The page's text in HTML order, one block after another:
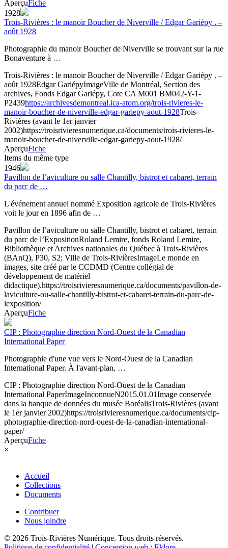
AperçuFiche
1928
Trois-Rivières : le manoir Boucher de Niverville / Edgar Gariépy . –
août 1928
Photographie du manoir Boucher de Niverville se trouvant sur la rue
Bonaventure à …
Trois-Rivières : le manoir Boucher de Niverville / Edgar Gariépy . –
août 1928Edgar GariépyImageVille de Montréal, Section des
archives, Fonds Edgar Gariépy, Cote CA M001 BM042-Y-1-
P2439https://archivesdemontreal.ica-atom.org/trois-rivieres-le-
manoir-boucher-de-niverville-edgar-gariepy-aout-1928Trois-
Rivières (avant le 1er janvier
2002)https://troisrivieresnumerique.ca/documents/trois-rivieres-le-
manoir-boucher-de-niverville-edgar-gariepy-aout-1928/
AperçuFiche
Items du même type
1946
Pavillon de l’aviculture ou salle Chantilly, bistrot et cabaret, terrain
du parc de …
L'événement annuel nommé Exposition agricole de Trois-Rivières
voit le jour en 1896 afin de …
Pavillon de l’aviculture ou salle Chantilly, bistrot et cabaret, terrain
du parc de l’ExpositionRoland Lemire, fonds Roland Lemire,
Bibliothèque et Archives nationales du Québec à Trois-Rivières
(BAnQ), P30, S2; Ville de Trois-RivièresImageLe monde en
images, site créé par le CCDMD (Centre collégial de
développement de matériel
didactique).https://troisrivieresnumerique.ca/documents/pavillon-de-
laviculture-ou-salle-chantilly-bistrot-et-cabaret-terrain-du-parc-de-
lexposition/
AperçuFiche
CIP : Photographie direction Nord-Ouest de la Canadian
International Paper
Photographie d'une vue vers le Nord-Ouest de la Canadian
International Paper. À l'avant-plan, …
CIP : Photographie direction Nord-Ouest de la Canadian
International PaperImageInconnueN2015.01.01Image conservée
dans la banque de données du musée BoréalisTrois-Rivières (avant
le 1er janvier 2002)https://troisrivieresnumerique.ca/documents/cip-
photographie-direction-nord-ouest-de-la-canadian-international-
paper/
AperçuFiche
×
Accueil
Collections
Documents
Contribuer
Nous joindre
© 2026 Trois-Rivières Numérique. Tous droits réservés.